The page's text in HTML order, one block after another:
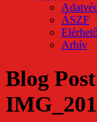
ÁSZF
Arhív
Blog